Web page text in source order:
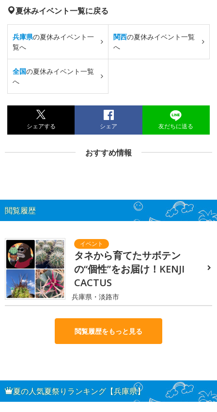
夏休みイベント一覧に戻る
兵庫県の夏休みイベント一
覧へ
関西の夏休みイベント一覧
へ
全国の夏休みイベント一覧
へ
シェアする シェア 友だちに送る
おすすめ情報
閲覧履歴
タネから育てたサボテン
の“個性”をお届け！KENJI
CACTUS
兵庫県・淡路市
閲覧履歴をもっと見る
夏の人気夏祭りランキング【兵庫県】